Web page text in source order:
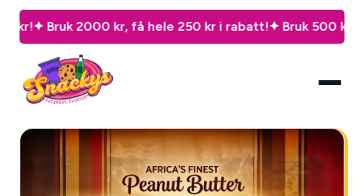
2000 kr, få hele 250 kr i rabatt! ✦ Bruk 500 kr, spar 50